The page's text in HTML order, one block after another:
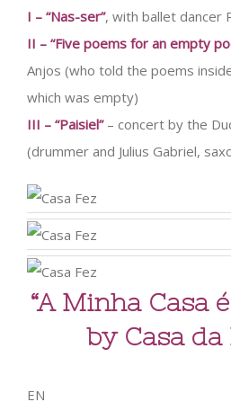
I – “Nas-ser”, with ballet dancer
II – “Five poems for an empty
Anjos (who told the poems
which was empty)
III – “Paisiel”– concert by the
(drummer and Julius Gabriel,
“A Minha Casa
by Casa da
EN